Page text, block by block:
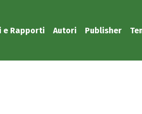
e Rapporti Autori Publisher